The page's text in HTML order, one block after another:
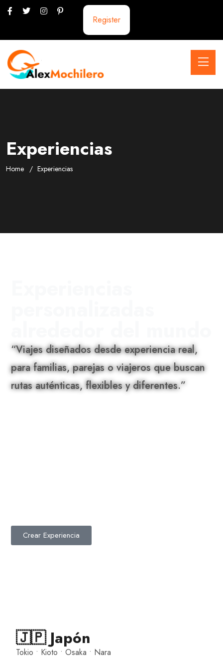
Register
Experiencias
Home Experiencias
“Viajes diseñados desde experiencia real,
para familias, parejas o viajeros que buscan
rutas auténticas, flexibles y diferentes.”
Crear Experiencia
🇯🇵 Japón
Tokio • Kioto • Osaka • Nara